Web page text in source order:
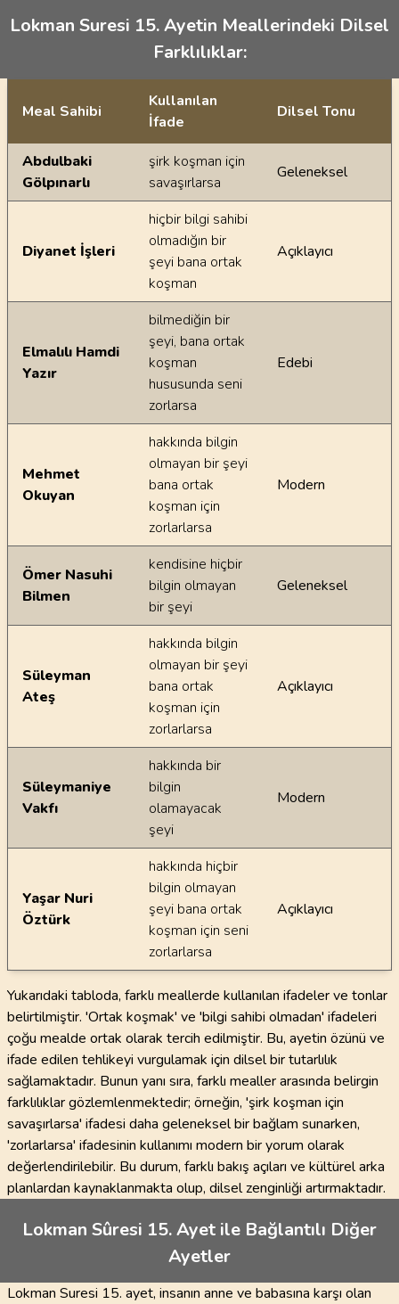
Lokman Suresi 15. Ayetin Meallerindeki Dilsel
Farklılıklar:
Ayetin meallerindeki dilsel farklılıklar
Meal Sahibi
Kullanılan
İfade
Dilsel Tonu
Abdulbaki
Gölpınarlı
şirk koşman için
savaşırlarsa
Geleneksel
Diyanet İşleri
hiçbir bilgi sahibi
olmadığın bir
şeyi bana ortak
koşman
Açıklayıcı
Elmalılı Hamdi
Yazır
bilmediğin bir
şeyi, bana ortak
koşman
hususunda seni
zorlarsa
Edebi
Mehmet
Okuyan
hakkında bilgin
olmayan bir şeyi
bana ortak
koşman için
zorlarlarsa
Modern
Ömer Nasuhi
Bilmen
kendisine hiçbir
bilgin olmayan
bir şeyi
Geleneksel
Süleyman
Ateş
hakkında bilgin
olmayan bir şeyi
bana ortak
koşman için
zorlarlarsa
Açıklayıcı
Süleymaniye
Vakfı
hakkında bir
bilgin
olamayacak
şeyi
Modern
Yaşar Nuri
Öztürk
hakkında hiçbir
bilgin olmayan
şeyi bana ortak
koşman için seni
zorlarlarsa
Açıklayıcı
Yukarıdaki tabloda, farklı meallerde kullanılan ifadeler ve tonlar
belirtilmiştir. 'Ortak koşmak' ve 'bilgi sahibi olmadan' ifadeleri
çoğu mealde ortak olarak tercih edilmiştir. Bu, ayetin özünü ve
ifade edilen tehlikeyi vurgulamak için dilsel bir tutarlılık
sağlamaktadır. Bunun yanı sıra, farklı mealler arasında belirgin
farklılıklar gözlemlenmektedir; örneğin, 'şirk koşman için
savaşırlarsa' ifadesi daha geleneksel bir bağlam sunarken,
'zorlarlarsa' ifadesinin kullanımı modern bir yorum olarak
değerlendirilebilir. Bu durum, farklı bakış açıları ve kültürel arka
planlardan kaynaklanmakta olup, dilsel zenginliği artırmaktadır.
Lokman Sûresi 15. Ayet ile Bağlantılı Diğer
Ayetler
Lokman Suresi 15. ayet, insanın anne ve babasına karşı olan